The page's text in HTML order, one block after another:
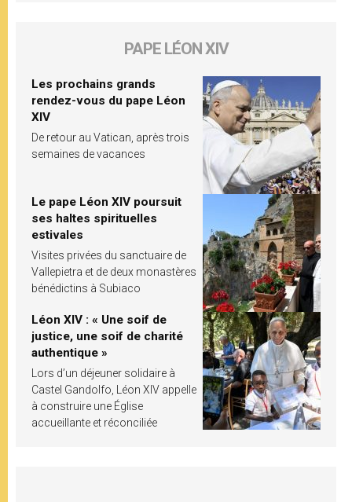
PAPE LÉON XIV
Les prochains grands
rendez-vous du pape Léon
XIV
De retour au Vatican, après trois
semaines de vacances
Le pape Léon XIV poursuit
ses haltes spirituelles
estivales
Visites privées du sanctuaire de
Vallepietra et de deux monastères
bénédictins à Subiaco
Léon XIV : « Une soif de
justice, une soif de charité
authentique »
Lors d’un déjeuner solidaire à
Castel Gandolfo, Léon XIV appelle
à construire une Église
accueillante et réconciliée